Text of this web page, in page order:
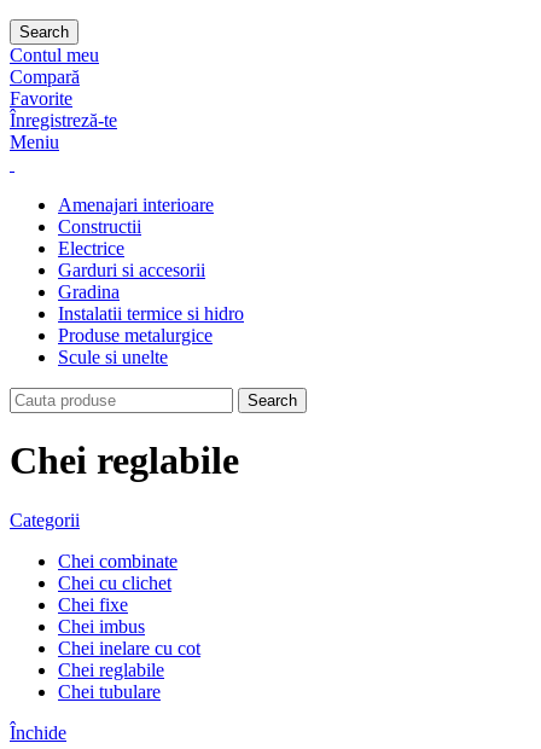
Search
Contul meu
Compară
Favorite
Înregistreză-te
Meniu
Amenajari interioare
Constructii
Electrice
Garduri si accesorii
Gradina
Instalatii termice si hidro
Produse metalurgice
Scule si unelte
Search
Chei reglabile
Categorii
Chei combinate
Chei cu clichet
Chei fixe
Chei imbus
Chei inelare cu cot
Chei reglabile
Chei tubulare
Închide